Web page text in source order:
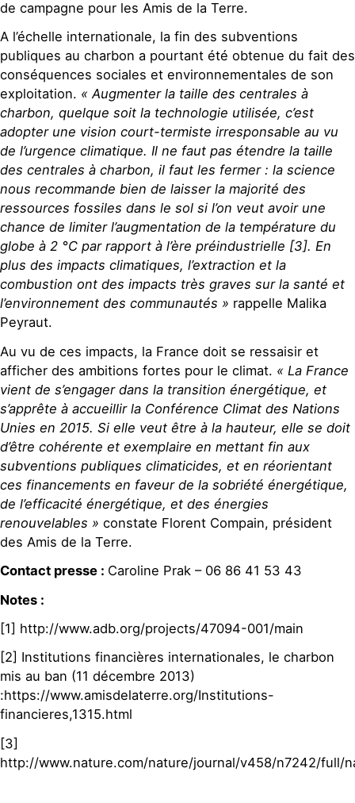
de campagne pour les Amis de la Terre.
A l’échelle internationale, la fin des subventions
publiques au charbon a pourtant été obtenue du fait des
conséquences sociales et environnementales de son
exploitation. « Augmenter la taille des centrales à
charbon, quelque soit la technologie utilisée, c’est
adopter une vision court-termiste irresponsable au vu
de l’urgence climatique. Il ne faut pas étendre la taille
des centrales à charbon, il faut les fermer : la science
nous recommande bien de laisser la majorité des
ressources fossiles dans le sol si l’on veut avoir une
chance de limiter l’augmentation de la température du
globe à 2 °C par rapport à l’ère préindustrielle [3]. En
plus des impacts climatiques, l’extraction et la
combustion ont des impacts très graves sur la santé et
l’environnement des communautés » rappelle Malika
Peyraut.
Au vu de ces impacts, la France doit se ressaisir et
afficher des ambitions fortes pour le climat. « La France
vient de s’engager dans la transition énergétique, et
s’apprête à accueillir la Conférence Climat des Nations
Unies en 2015. Si elle veut être à la hauteur, elle se doit
d’être cohérente et exemplaire en mettant fin aux
subventions publiques climaticides, et en réorientant
ces financements en faveur de la sobriété énergétique,
de l’efficacité énergétique, et des énergies
renouvelables » constate Florent Compain, président
des Amis de la Terre.
Contact presse : Caroline Prak – 06 86 41 53 43
Notes :
[1] http://www.adb.org/projects/47094-001/main
[2] Institutions financières internationales, le charbon
mis au ban (11 décembre 2013)
:https://www.amisdelaterre.org/Institutions-
financieres,1315.html
[3]
http://www.nature.com/nature/journal/v458/n7242/full/